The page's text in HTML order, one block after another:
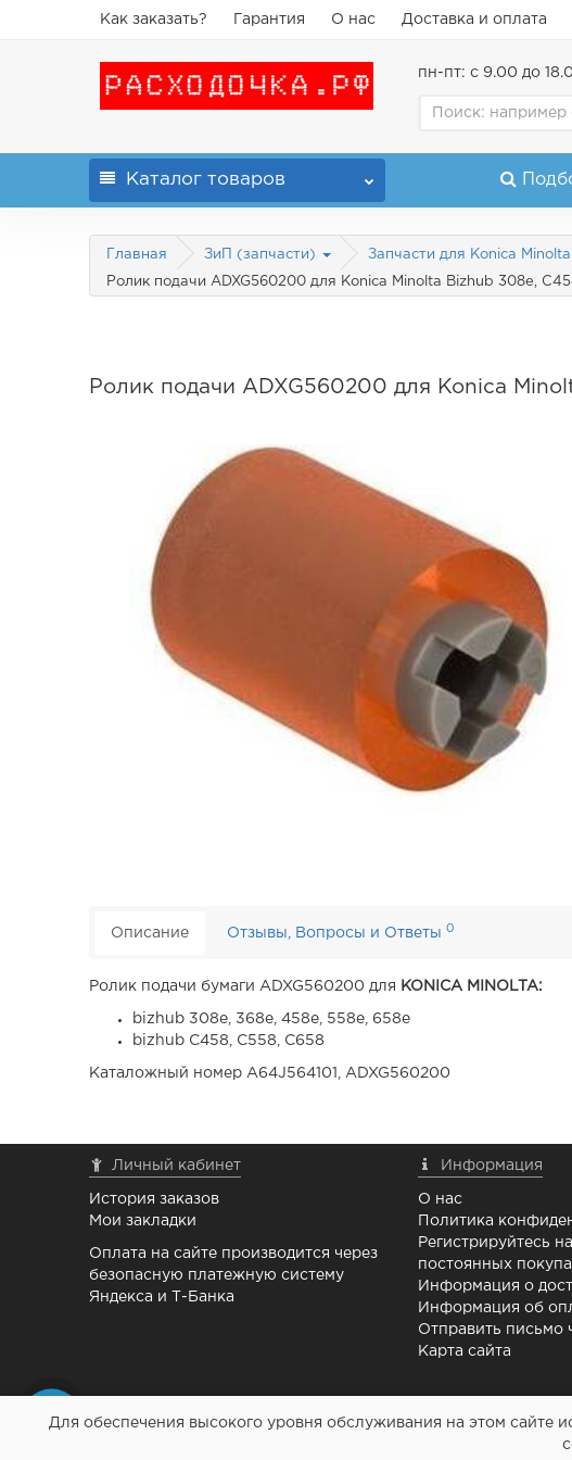
Как заказать? Гарантия О нас Доставка и оплата
пн-пт: с 9.00 до
Каталог товаров
Главная ЗиП (запчасти) Запчасти для Konica Minolta
Ролик подачи ADXG560200 для Konica Minolta Bizhub 308e,
Ролик подачи ADXG560200 для Konica
Описание Отзывы, Вопросы и Ответы0
Ролик подачи бумаги ADXG560200 для KONICA MINOLTA:
bizhub 308e, 368e, 458e, 558e, 658e
bizhub C458, C558, C658
Каталожный номер A64J564101, ADXG560200
Личный кабинет
История заказов
Мои закладки
Оплата на сайте производится через
безопасную платежную систему
Яндекса и Т-Банка
Информация
О нас
Политика
Регистрируйтесь
постоянных
Информация о
Информация об
Отправить письмо
Карта сайта
Для обеспечения высокого уровня обслуживания на этом сайте